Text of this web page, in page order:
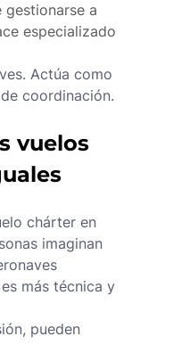
gestionarse a
especializado
Actúa como
coordinación.
vuelos
chárter en
imaginan
más técnica y
pueden